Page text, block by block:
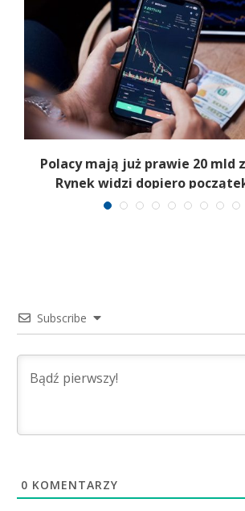
Polacy mają już prawie 20 mld
Rynek widzi dopiero
Subscribe
0 KOMENTARZY